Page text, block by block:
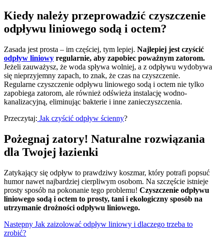
Kiedy należy przeprowadzić czyszczenie
odpływu liniowego sodą i octem?
Zasada jest prosta – im częściej, tym lepiej. Najlepiej jest czyścić
odpływ liniowy regularnie, aby zapobiec poważnym zatorom.
Jeżeli zauważysz, że woda spływa wolniej, a z odpływu wydobywa
się nieprzyjemny zapach, to znak, że czas na czyszczenie.
Regularne czyszczenie odpływu liniowego sodą i octem nie tylko
zapobiega zatorom, ale również odświeża instalację wodno-
kanalizacyjną, eliminując bakterie i inne zanieczyszczenia.
Przeczytaj: Jak czyścić odpływ ścienny?
Pożegnaj zatory! Naturalne rozwiązania
dla Twojej łazienki
Zatykający się odpływ to prawdziwy koszmar, który potrafi popsuć
humor nawet najbardziej cierpliwym osobom. Na szczęście istnieje
prosty sposób na pokonanie tego problemu! Czyszczenie odpływu
liniowego sodą i octem to prosty, tani i ekologiczny sposób na
utrzymanie drożności odpływu liniowego.
Następny Jak zaizolować odpływ liniowy i dlaczego trzeba to
zrobić?